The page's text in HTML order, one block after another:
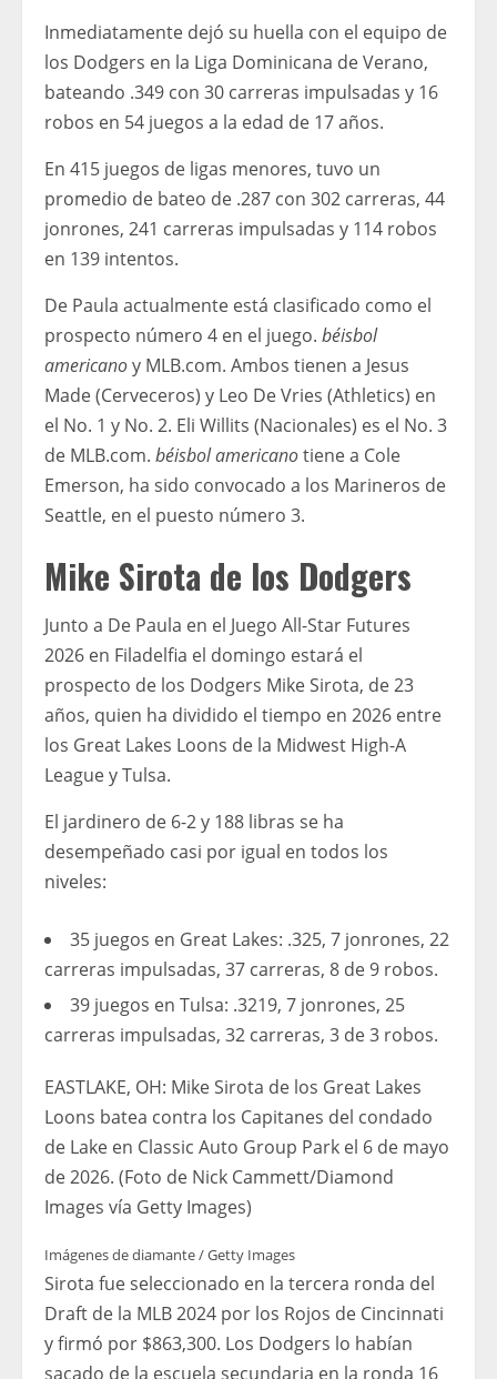
Inmediatamente dejó su huella con el equipo de
los Dodgers en la Liga Dominicana de Verano,
bateando .349 con 30 carreras impulsadas y 16
robos en 54 juegos a la edad de 17 años.
En 415 juegos de ligas menores, tuvo un
promedio de bateo de .287 con 302 carreras, 44
jonrones, 241 carreras impulsadas y 114 robos
en 139 intentos.
De Paula actualmente está clasificado como el
prospecto número 4 en el juego. béisbol
americanoy MLB.com. Ambos tienen a Jesus
Made (Cerveceros) y Leo De Vries (Athletics) en
el No. 1 y No. 2. Eli Willits (Nacionales) es el No. 3
de MLB.com. béisbol americanotiene a Cole
Emerson, ha sido convocado a los Marineros de
Seattle, en el puesto número 3.
Mike Sirota de los Dodgers
Junto a De Paula en el Juego All-Star Futures
2026 en Filadelfia el domingo estará el
prospecto de los Dodgers Mike Sirota, de 23
años, quien ha dividido el tiempo en 2026 entre
los Great Lakes Loons de la Midwest High-A
League y Tulsa.
El jardinero de 6-2 y 188 libras se ha
desempeñado casi por igual en todos los
niveles:
35 juegos en Great Lakes: .325, 7 jonrones, 22
carreras impulsadas, 37 carreras, 8 de 9 robos.
39 juegos en Tulsa: .3219, 7 jonrones, 25
carreras impulsadas, 32 carreras, 3 de 3 robos.
EASTLAKE, OH: Mike Sirota de los Great Lakes
Loons batea contra los Capitanes del condado
de Lake en Classic Auto Group Park el 6 de mayo
de 2026. (Foto de Nick Cammett/Diamond
Images vía Getty Images)
Imágenes de diamante / Getty Images
Sirota fue seleccionado en la tercera ronda del
Draft de la MLB 2024 por los Rojos de Cincinnati
y firmó por $863,300. Los Dodgers lo habían
sacado de la escuela secundaria en la ronda 16